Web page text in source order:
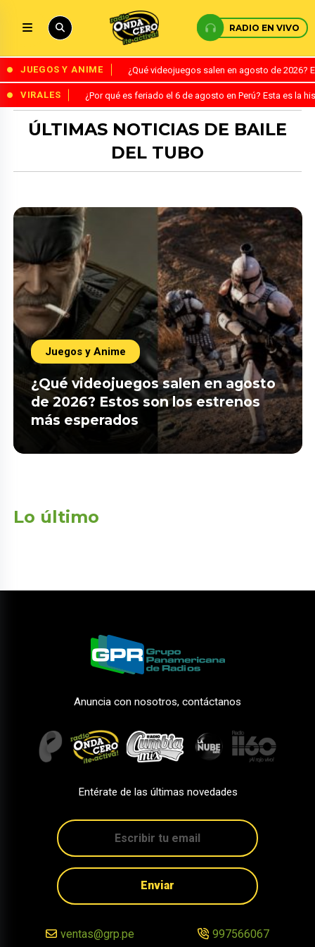
RADIO EN VIVO
JUEGOS Y ANIME ¿Qué videojuegos salen en agosto de
VIRALES ¿Por qué es feriado el 6 de agosto en Perú? Esta es la
ÚLTIMAS NOTICIAS DE BAILE
DEL TUBO
Juegos y Anime
¿Qué videojuegos salen en agosto
de 2026? Estos son los estrenos
más esperados
Lo último
Anuncia con nosotros, contáctanos
Entérate de las últimas novedades
Enviar
ventas@grp.pe 997566067